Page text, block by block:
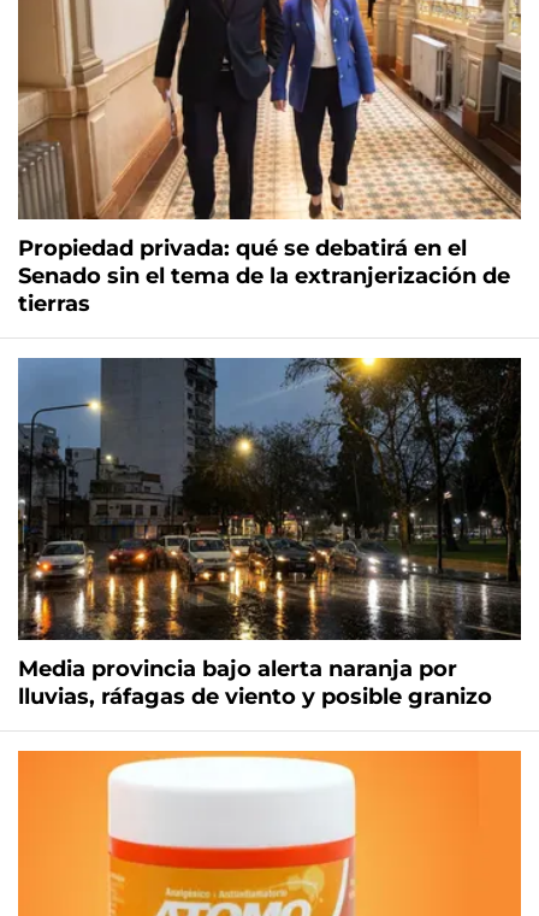
Propiedad privada: qué se debatirá en el
Senado sin el tema de la extranjerización de
tierras
Media provincia bajo alerta naranja por
lluvias, ráfagas de viento y posible granizo